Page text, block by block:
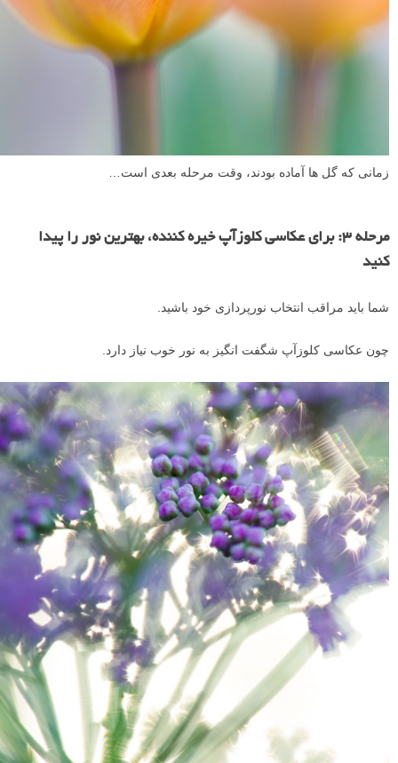
زمانی که گل ها آماده بودند، وقت مرحله بعدی است…
مرحله ۳: برای عکاسی کلوزآپ خیره کننده، بهترین نور را پیدا
کنید
شما باید مراقب انتخاب نورپردازی خود باشید.
چون عکاسی کلوزآپ شگفت انگیز به نور خوب نیاز دارد.